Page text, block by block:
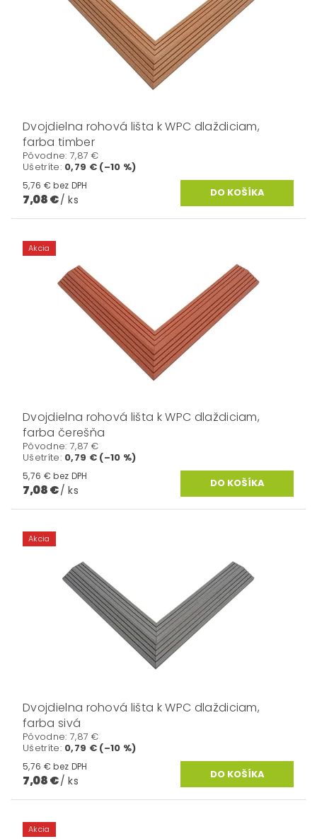
Dvojdielna rohová lišta k WPC dlaždiciam,
farba timber
Pôvodne: 7,87 €
Ušetríte: 0,79 € (–10 %)
5,76 € bez DPH
7,08 €/ ks
Akcia
Dvojdielna rohová lišta k WPC dlaždiciam,
farba čerešňa
Pôvodne: 7,87 €
Ušetríte: 0,79 € (–10 %)
5,76 € bez DPH
7,08 €/ ks
Akcia
Dvojdielna rohová lišta k WPC dlaždiciam,
farba sivá
Pôvodne: 7,87 €
Ušetríte: 0,79 € (–10 %)
5,76 € bez DPH
7,08 €/ ks
Akcia